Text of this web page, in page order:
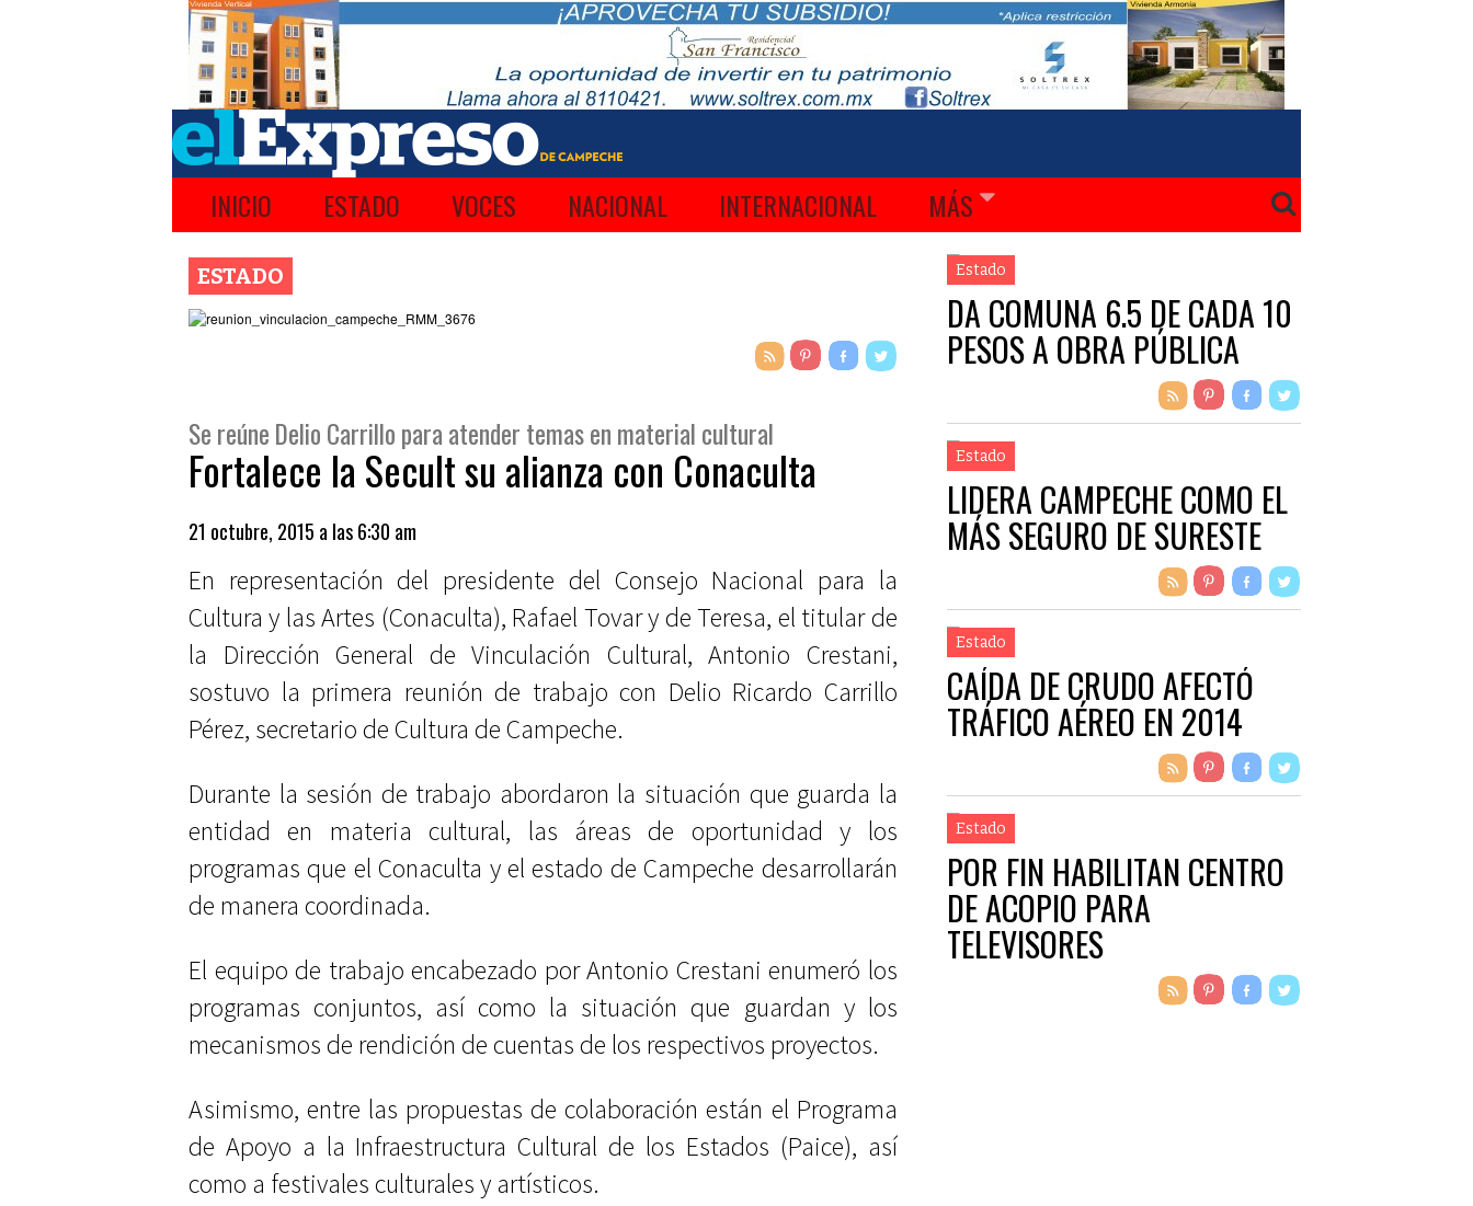
INICIO ESTADO VOCES NACIONAL INTERNACIONAL MÁS
ESTADO
Se reúne Delio Carrillo para atender temas en material cultural
Fortalece la Secult su alianza con Conaculta
21 octubre, 2015 a las 6:30 am
En representación del presidente del Consejo Nacional para la
Cultura y las Artes (Conaculta), Rafael Tovar y de Teresa, el titular de
la Dirección General de Vinculación Cultural, Antonio Crestani,
sostuvo la primera reunión de trabajo con Delio Ricardo Carrillo
Pérez, secretario de Cultura de Campeche.
Durante la sesión de trabajo abordaron la situación que guarda la
entidad en materia cultural, las áreas de oportunidad y los
programas que el Conaculta y el estado de Campeche desarrollarán
de manera coordinada.
El equipo de trabajo encabezado por Antonio Crestani enumeró los
programas conjuntos, así como la situación que guardan y los
mecanismos de rendición de cuentas de los respectivos proyectos.
Asimismo, entre las propuestas de colaboración están el Programa
de Apoyo a la Infraestructura Cultural de los Estados (Paice), así
como a festivales culturales y artísticos.
Estado
DA COMUNA 6.5 DE CADA 10
PESOS A OBRA PÚBLICA
Estado
LIDERA CAMPECHE COMO EL
MÁS SEGURO DE SURESTE
Estado
CAÍDA DE CRUDO AFECTÓ
TRÁFICO AÉREO EN 2014
Estado
POR FIN HABILITAN CENTRO
DE ACOPIO PARA
TELEVISORES